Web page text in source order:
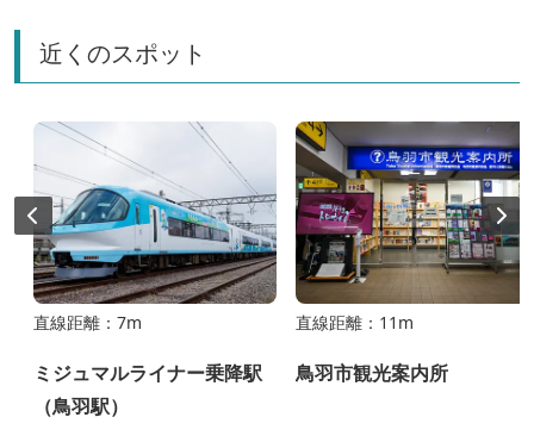
近くのスポット
直線距離：7m
ミジュマルライナー乗降駅
（鳥羽駅）
直線距離：11m
鳥羽市観光案内所